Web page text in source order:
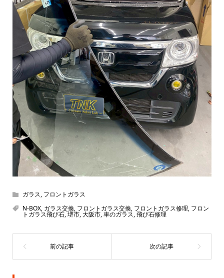
ガラス, フロントガラス
N-BOX, ガラス交換, フロントガラス交換, フロントガラス修理, フロン
トガラス飛び石,堺市,大阪市,車のガラス,飛び石修理